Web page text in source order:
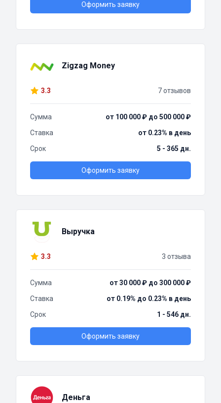
Оформить заявку
Zigzag Money
3.3 7 отзывов
Сумма
от 100 000 ₽ до 500 000 ₽
Ставка
от 0.23% в день
Срок
5 - 365 дн.
Оформить заявку
Выручка
3.3 3 отзыва
Сумма
от 30 000 ₽ до 300 000 ₽
Ставка
от 0.19% до 0.23% в день
Срок
1 - 546 дн.
Оформить заявку
Деньга